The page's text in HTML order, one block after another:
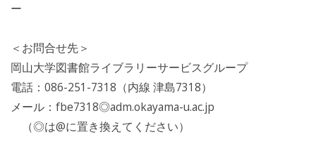
ー
＜お問合せ先＞
岡山大学図書館ライブラリーサービスグループ
電話：086-251-7318（内線 津島7318）
メール：fbe7318◎adm.okayama-u.ac.jp
（◎は@に置き換えてください）